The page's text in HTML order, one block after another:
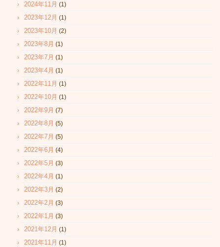
2024年11月 (1)
2023年12月 (1)
2023年10月 (2)
2023年8月 (1)
2023年7月 (1)
2023年4月 (1)
2022年11月 (1)
2022年10月 (1)
2022年9月 (7)
2022年8月 (5)
2022年7月 (5)
2022年6月 (4)
2022年5月 (3)
2022年4月 (1)
2022年3月 (2)
2022年2月 (3)
2022年1月 (3)
2021年12月 (1)
2021年11月 (1)